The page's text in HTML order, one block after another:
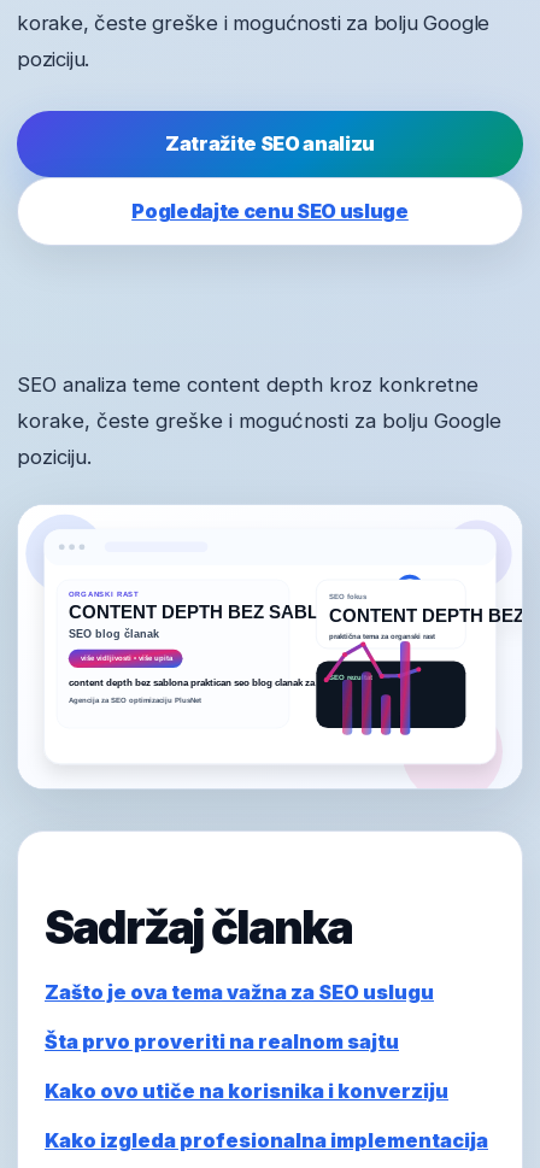
korake, česte greške i mogućnosti za bolju Google
poziciju.
Zatražite SEO analizu
Pogledajte cenu SEO usluge
SEO analiza teme content depth kroz konkretne
korake, česte greške i mogućnosti za bolju Google
poziciju.
Sadržaj članka
Zašto je ova tema važna za SEO uslugu
Šta prvo proveriti na realnom sajtu
Kako ovo utiče na korisnika i konverziju
Kako izgleda profesionalna implementacija